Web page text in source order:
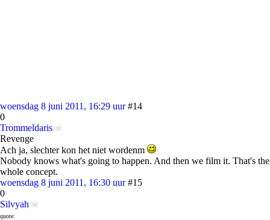
woensdag 8 juni 2011, 16:29 uur #14
0
Trommeldaris
Revenge
Ach ja, slechter kon het niet wordenm
Nobody knows what's going to happen. And then we film it. That's the
whole concept.
woensdag 8 juni 2011, 16:30 uur #15
0
Silvyah
quote: